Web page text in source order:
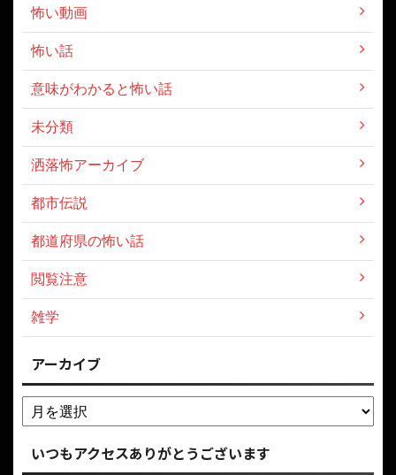
怖い動画
怖い話
意味がわかると怖い話
未分類
洒落怖アーカイブ
都市伝説
都道府県の怖い話
閲覧注意
雑学
アーカイブ
いつもアクセスありがとうございます